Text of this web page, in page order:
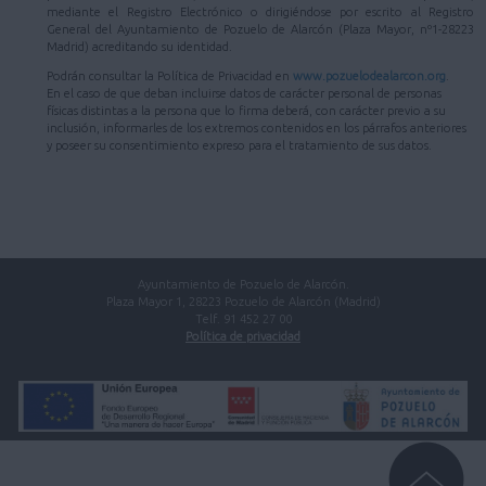
mediante el Registro Electrónico o dirigiéndose por escrito al Registro
General del Ayuntamiento de Pozuelo de Alarcón (Plaza Mayor, nº1-28223
Madrid) acreditando su identidad.
Podrán consultar la Política de Privacidad en www.pozuelodealarcon.org
En el caso de que deban incluirse datos de carácter personal de personas
físicas distintas a la persona que lo firma deberá, con carácter previo a su
inclusión, informarles de los extremos contenidos en los párrafos anteriores
y poseer su consentimiento expreso para el tratamiento de sus datos.
Ayuntamiento de Pozuelo de Alarcón.
Plaza Mayor 1, 28223 Pozuelo de Alarcón (Madrid)
Telf. 91 452 27 00
Política de privacidad